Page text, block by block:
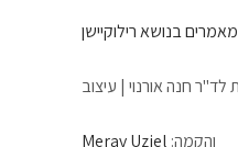
מאמרים בנושא רילוקיישן
לד"ר חנה אורנוי | עיצוב
והקמה: Merav Uziel